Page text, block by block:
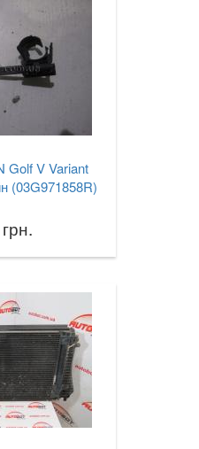
Golf V Variant
(03G971858R)